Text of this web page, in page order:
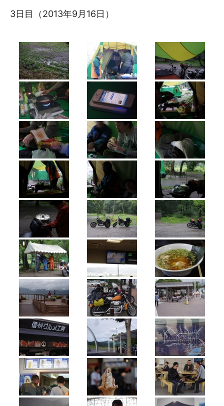
3日目（2013年9月16日）